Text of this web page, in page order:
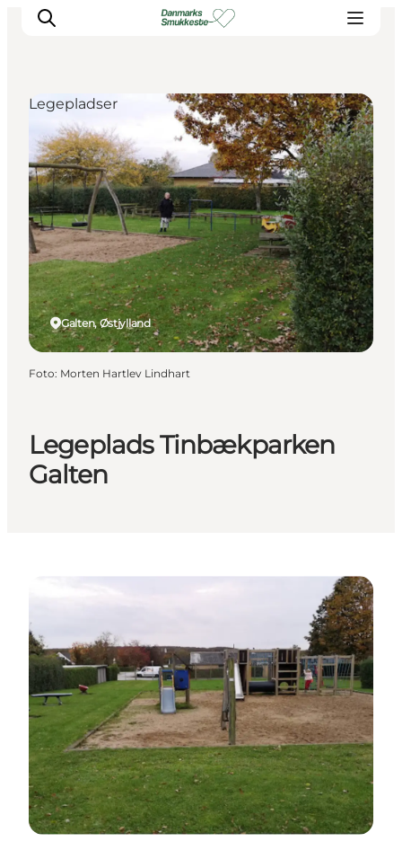
Oplev naturen
Opdag byerne
Det sker
Getaway
Overnatning
Planlæg
Legeplads Tinbækparken
Galten
Galten, Østjylland
Legepladser
Foto: Morten Hartlev Lindhart